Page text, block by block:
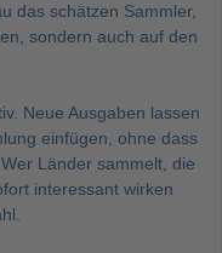
das schätzen Sammler,
sondern auch auf den
Neue Ausgaben lassen
einfügen, ohne dass
Länder sammelt, die
interessant wirken